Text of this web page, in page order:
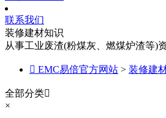
联系我们
装修建材知识
从事工业废渣(粉煤灰、燃煤炉渣等)
 EMC易倍官方网站 > 装修建
全部分类
×